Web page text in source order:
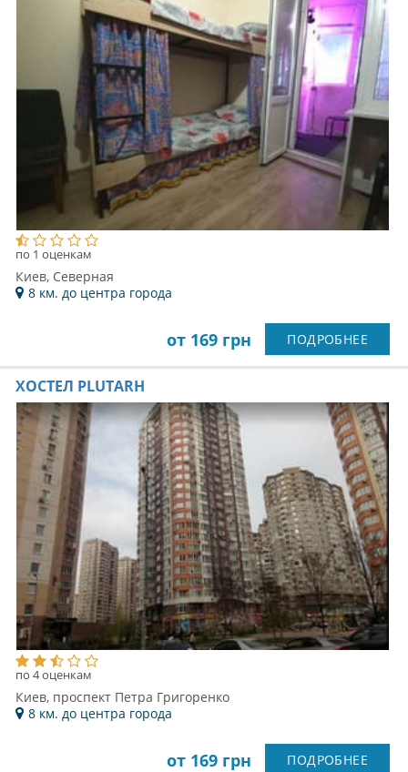
по 1 оценкам
Киев, Северная
8 км. до центра города
от 169 грн ПОДРОБНЕЕ
ХОСТЕЛ PLUTARH
по 4 оценкам
Киев, проспект Петра Григоренко
8 км. до центра города
от 169 грн ПОДРОБНЕЕ